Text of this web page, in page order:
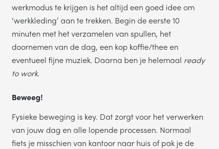
werkmodus te krijgen is het altijd een goed idee om
‘werkkleding’ aan te trekken. Begin de eerste 10
minuten met het verzamelen van spullen, het
doornemen van de dag, een kop koffie/thee en
eventueel fijne muziek. Daarna ben je helemaal ready
to work.
Beweeg!
Fysieke beweging is key. Dat zorgt voor het verwerken
van jouw dag en alle lopende processen. Normaal
fiets je misschien van kantoor naar huis of pak je de